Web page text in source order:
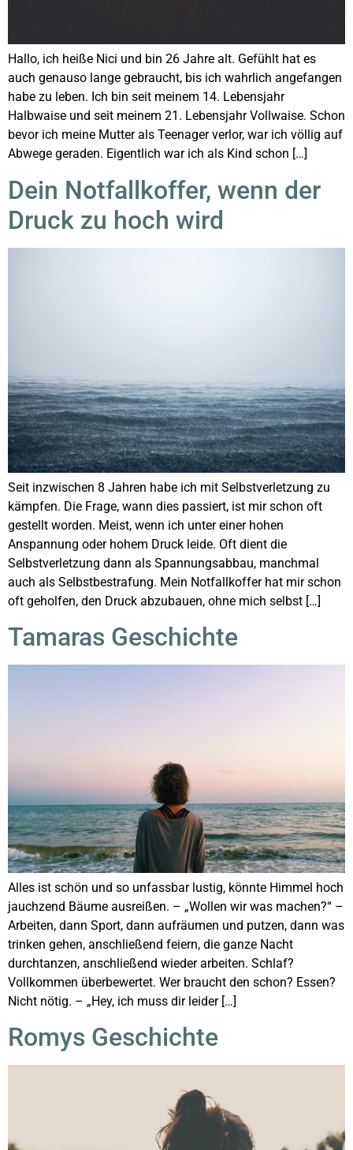
Hallo, ich heiße Nici und bin 26 Jahre alt. Gefühlt hat es
auch genauso lange gebraucht, bis ich wahrlich angefangen
habe zu leben. Ich bin seit meinem 14. Lebensjahr
Halbwaise und seit meinem 21. Lebensjahr Vollwaise. Schon
bevor ich meine Mutter als Teenager verlor, war ich völlig auf
Abwege geraden. Eigentlich war ich als Kind schon […]
Dein Notfallkoffer, wenn der
Druck zu hoch wird
Seit inzwischen 8 Jahren habe ich mit Selbstverletzung zu
kämpfen. Die Frage, wann dies passiert, ist mir schon oft
gestellt worden. Meist, wenn ich unter einer hohen
Anspannung oder hohem Druck leide. Oft dient die
Selbstverletzung dann als Spannungsabbau, manchmal
auch als Selbstbestrafung. Mein Notfallkoffer hat mir schon
oft geholfen, den Druck abzubauen, ohne mich selbst […]
Tamaras Geschichte
Alles ist schön und so unfassbar lustig, könnte Himmel hoch
jauchzend Bäume ausreißen. – „Wollen wir was machen?“ –
Arbeiten, dann Sport, dann aufräumen und putzen, dann was
trinken gehen, anschließend feiern, die ganze Nacht
durchtanzen, anschließend wieder arbeiten. Schlaf?
Vollkommen überbewertet. Wer braucht den schon? Essen?
Nicht nötig. – „Hey, ich muss dir leider […]
Romys Geschichte